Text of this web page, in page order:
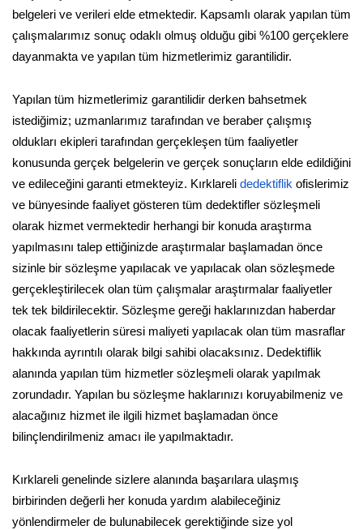
belgeleri ve verileri elde etmektedir. Kapsamlı olarak yapılan tüm
çalışmalarımız sonuç odaklı olmuş olduğu gibi %100 gerçeklere
dayanmakta ve yapılan tüm hizmetlerimiz garantilidir.
Yapılan tüm hizmetlerimiz garantilidir derken bahsetmek
istediğimiz; uzmanlarımız tarafından ve beraber çalışmış
oldukları ekipleri tarafından gerçekleşen tüm faaliyetler
konusunda gerçek belgelerin ve gerçek sonuçların elde edildiğini
ve edileceğini garanti etmekteyiz. Kırklareli dedektiflik ofislerimiz
ve bünyesinde faaliyet gösteren tüm dedektifler sözleşmeli
olarak hizmet vermektedir herhangi bir konuda araştırma
yapılmasını talep ettiğinizde araştırmalar başlamadan önce
sizinle bir sözleşme yapılacak ve yapılacak olan sözleşmede
gerçekleştirilecek olan tüm çalışmalar araştırmalar faaliyetler
tek tek bildirilecektir. Sözleşme gereği haklarınızdan haberdar
olacak faaliyetlerin süresi maliyeti yapılacak olan tüm masraflar
hakkında ayrıntılı olarak bilgi sahibi olacaksınız. Dedektiflik
alanında yapılan tüm hizmetler sözleşmeli olarak yapılmak
zorundadır. Yapılan bu sözleşme haklarınızı koruyabilmeniz ve
alacağınız hizmet ile ilgili hizmet başlamadan önce
bilinçlendirilmeniz amacı ile yapılmaktadır.
Kırklareli genelinde sizlere alanında başarılara ulaşmış
birbirinden değerli her konuda yardım alabileceğiniz
yönlendirmeler de bulunabilecek gerektiğinde size yol